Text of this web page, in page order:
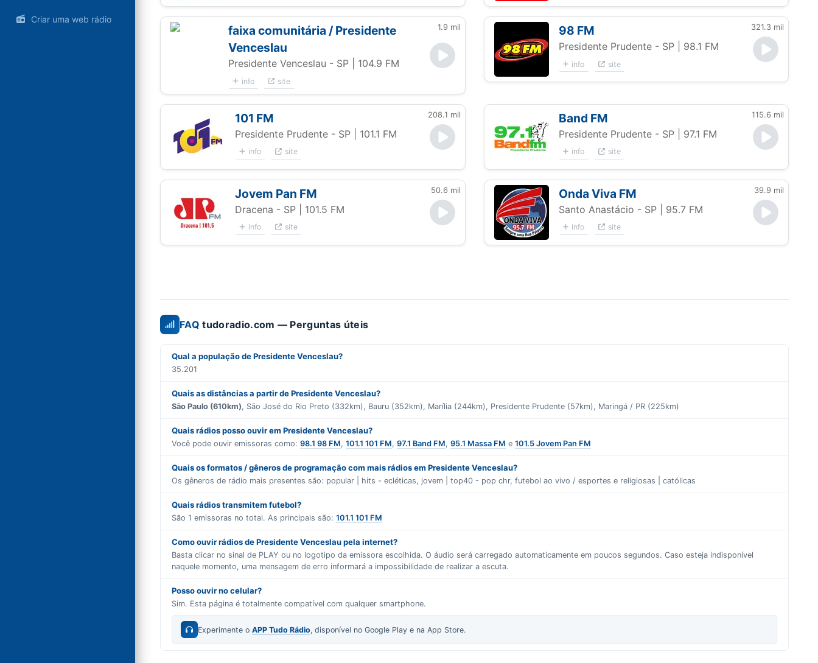
Criar uma web rádio
faixa comunitária / Presidente
Venceslau
1.9 mil
Presidente Venceslau - SP | 104.9 FM
info site
98 FM 321.3 mil
Presidente Prudente - SP | 98.1 FM
info site
101 FM 208.1 mil
Presidente Prudente - SP | 101.1 FM
info site
Band FM 115.6 mil
Presidente Prudente - SP | 97.1 FM
info site
Jovem Pan FM 50.6 mil
Dracena - SP | 101.5 FM
info site
Onda Viva FM 39.9 mil
Santo Anastácio - SP | 95.7 FM
info site
FAQ tudoradio.com — Perguntas úteis
Qual a população de Presidente Venceslau?
35.201
Quais as distâncias a partir de Presidente Venceslau?
São Paulo (610km), São José do Rio Preto (332km), Bauru (352km), Marília (244km), Presidente Prudente (57km), Maringá / PR (225km)
Quais rádios posso ouvir em Presidente Venceslau?
Você pode ouvir emissoras como:98.1 98 FM,101.1 101 FM,97.1 Band FM,95.1 Massa FM e101.5 Jovem Pan FM
Quais os formatos / gêneros de programação com mais rádios em Presidente Venceslau?
Os gêneros de rádio mais presentes são: popular | hits - ecléticas, jovem | top40 - pop chr,futebol ao vivo / esportes e religiosas | católicas
Quais rádios transmitem futebol?
São1 emissoras no total. As principais são: 101.1 101 FM
Como ouvir rádios de Presidente Venceslau pela internet?
Basta clicar no sinal de PLAY ou no logotipo da emissora escolhida. O áudio será carregado automaticamente em poucos segundos. Caso esteja indisponível
naquele momento, uma mensagem de erro informará a impossibilidade de realizar a escuta.
Posso ouvir no celular?
Sim. Esta página é totalmente compatível com qualquer smartphone.
Experimente oAPP Tudo Rádio, disponível no Google Play e na App Store.